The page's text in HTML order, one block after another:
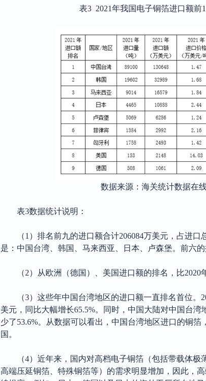
表3 2021年我国电子铜箔进口额前
数据来源：海关统计数据在
表3数据统计说明：
（1） 排名前九的进口额合计206084万美元，占进口
是：中国台湾、韩国、马来西亚、日本、卢森堡。前六的
（2） 从欧洲（德国）、美国进口额的排名，比2020
（3） 这些年中国台湾地区的进口额一直排名首位。
美元，同比大幅增长65.5%。同时，中国大陆对中国台
少了53.6%。从数据可以看出，中国台湾地区进口的铜
国。
（4） 近年来，国内对高档电子铜箔（包括带载体极
高端压延铜箔、特殊铜箔等）的需求明显增加，因此，